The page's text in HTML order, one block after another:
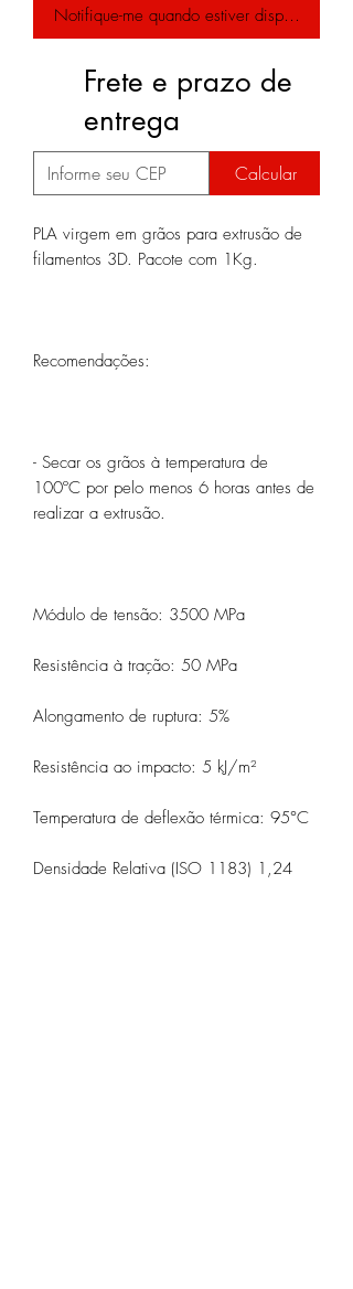
Notifique-me quando estiver disponível
Calcular
Frete e prazo de
entrega
PLA virgem em grãos para extrusão de
filamentos 3D. Pacote com 1Kg.
Recomendações:
- Secar os grãos à temperatura de
100ºC por pelo menos 6 horas antes de
realizar a extrusão.
Módulo de tensão: 3500 MPa
Resistência à tração: 50 MPa
Alongamento de ruptura: 5%
Resistência ao impacto: 5 kJ/m²
Temperatura de deflexão térmica: 95°C
Densidade Relativa (ISO 1183) 1,24